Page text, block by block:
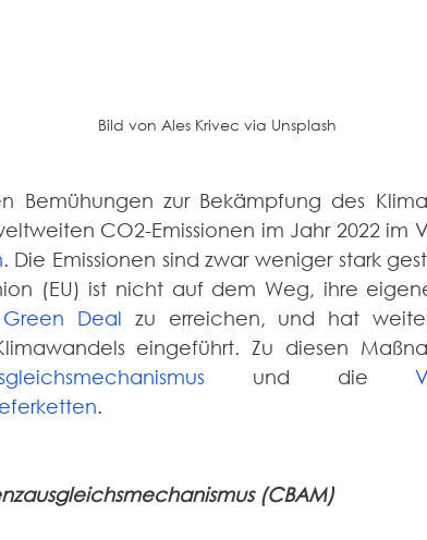
Bild von Ales Krivec via Unsplash
Bemühungen zur Bekämpfung des
CO2-Emissionen im Jahr 2022 im
. Die Emissionen sind zwar weniger stark
(EU) ist nicht auf dem Weg, ihre
Deal zu erreichen, und hat
und die
.
(CBAM)